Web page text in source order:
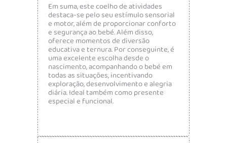
Em suma, este coelho de atividades
destaca-se pelo seu estímulo sensorial
e motor, além de proporcionar conforto
e segurança ao bebé. Além disso,
oferece momentos de diversão
educativa e ternura. Por conseguinte, é
uma excelente escolha desde o
nascimento, acompanhando o bebé em
todas as situações, incentivando
exploração, desenvolvimento e alegria
diária. Ideal também como presente
especial e funcional.